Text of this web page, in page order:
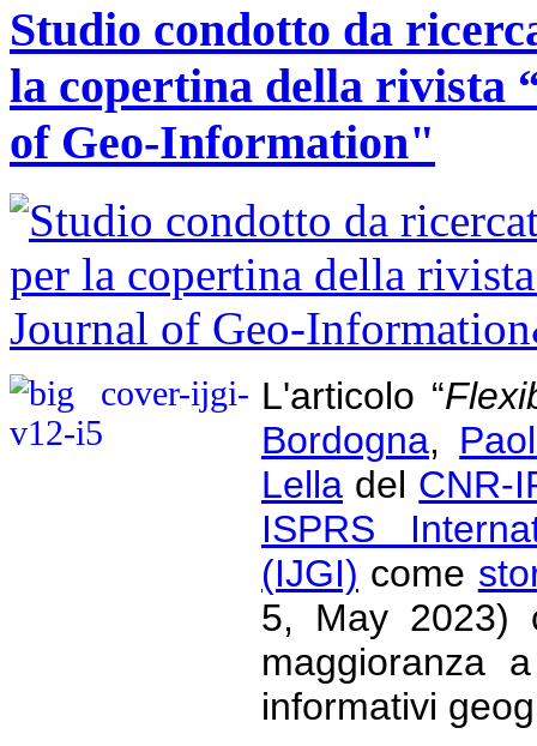
Studio condotto da
la copertina della rivista
of Geo-Information"
L'articolo “
Bordogna,
Lella del CNR-
ISPRS
(IJGI) come
5, May 2023)
maggioranza
informativi